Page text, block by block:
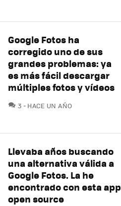
Google Fotos ha
corregido uno de sus
grandes problemas: ya
es más fácil descargar
múltiples fotos y vídeos
3 COMENTARIOS
HACE UN AÑO
Llevaba años buscando
una alternativa válida a
Google Fotos. La he
encontrado con esta app
open source